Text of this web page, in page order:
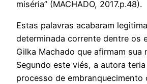
miséria” (MACHADO, 2017.p.48).
Estas palavras acabaram
determinada corrente dentre os
Gilka Machado que afirmam sua
Segundo este viés, a autora
processo de embranquecimento